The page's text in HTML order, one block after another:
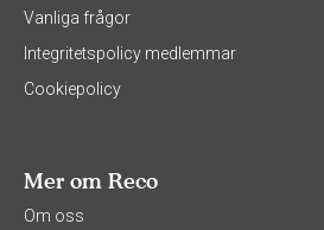
Vanliga frågor
Integritetspolicy medlemmar
Cookiepolicy
Mer om Reco
Om oss